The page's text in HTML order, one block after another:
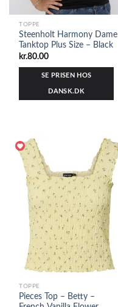
TOPPE
Steenholt Harmony Dame
Tanktop Plus Size – Black
kr.80.00
SE PRISEN HOS
DANSK.DK
TOPPE
Pieces Top – Betty –